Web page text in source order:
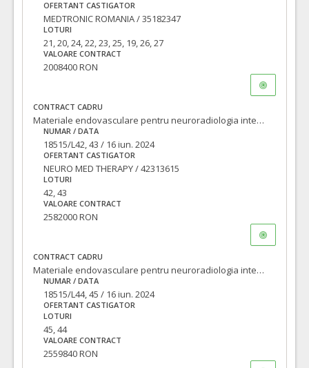
COD CPV: 33111710-1 Accesorii pentru angiografie (Rev.2)
VALOAREA ESTIMATA FARA
TVA:
3.500,00 - 1.750.000,00 Leu
Cateter ghid cu balon la capatul distal ( 8F )
Cant min si max este specificata in caietul de sarcini, al prezentei documentatii.
COD CPV: 33111710-1 Accesorii pentru angiografie (Rev.2)
VALOAREA ESTIMATA FARA
TVA:
4.600,00 - 18.400,00 Leu
17. Balon remodelare venoasa
COD CPV: 33111710-1 Accesorii pentru angiografie (Rev.2)
6.230,00 - 124.600,00 Leu
ATRIBUIT
15. Stent extractor tromb intracranial
COD CPV:
VALOAREA ESTIMATA FARA
TVA:
16.280,00 - 1.628.000,00 Leu
OFERTANT CASTIGATOR
MEDTRONIC ROMANIA / 35182347
LOTURI
21, 20, 24, 22, 23, 25, 19, 26, 27
VALOARE CONTRACT
2008400 RON
CONTRACT CADRU
Materiale endovasculare pentru neuroradiologia interventionala
NUMAR / DATA
18515/L42, 43 / 16 iun. 2024
OFERTANT CASTIGATOR
NEURO MED THERAPY / 42313615
LOTURI
42, 43
VALOARE CONTRACT
2582000 RON
CONTRACT CADRU
Materiale endovasculare pentru neuroradiologia interventionala
NUMAR / DATA
18515/L44, 45 / 16 iun. 2024
OFERTANT CASTIGATOR
LOTURI
45, 44
VALOARE CONTRACT
2559840 RON